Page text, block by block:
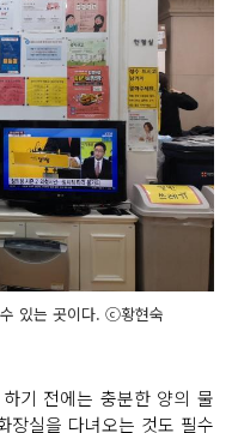
있는 곳이다. ⓒ황현숙
기 전에는 충분한 양의 물
장실을 다녀오는 것도 필수